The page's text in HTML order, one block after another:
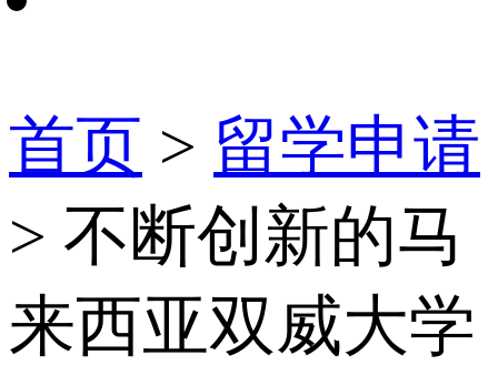
首页 > 留学申请
> 不断创新的马
来西亚双威大学